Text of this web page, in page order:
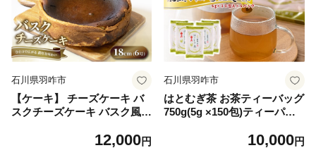
石川県羽咋市
【ケーキ】 チーズケーキ バ
スクチーズケーキ バスク風チ
指定可 チーズケーキ 濃厚 6
12,000円
石川県羽咋市
はとむぎ茶 お茶ティーバッグ
750g(5g ×150包)ティーパッ
ッグ はとむぎ 100% 使用 ハ
10,000円